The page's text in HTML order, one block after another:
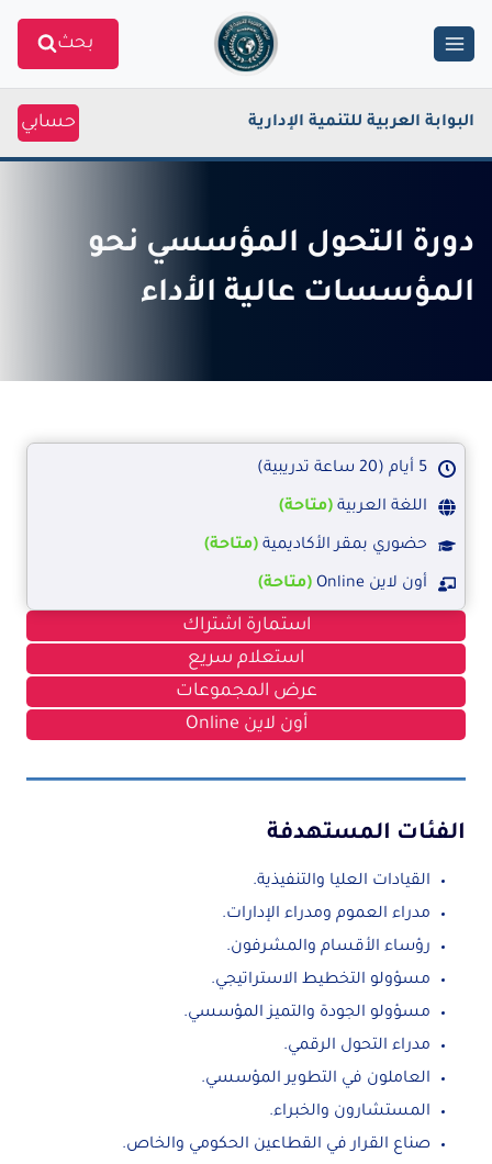
بحث
البوابة العربية للتنمية الإدارية حسابي
دورة التحول المؤسسي نحو
المؤسسات عالية الأداء
5 أيام (20 ساعة تدريبية)
اللغة العربية (متاحة)
حضوري بمقر الأكاديمية (متاحة)
أون لاين Online (متاحة)
استمارة اشتراك
استعلام سريع
عرض المجموعات
أون لاين Online
الفئات المستهدفة
القيادات العليا والتنفيذية.
مدراء العموم ومدراء الإدارات.
رؤساء الأقسام والمشرفون.
مسؤولو التخطيط الاستراتيجي.
مسؤولو الجودة والتميز المؤسسي.
مدراء التحول الرقمي.
العاملون في التطوير المؤسسي.
المستشارون والخبراء.
صناع القرار في القطاعين الحكومي والخاص.